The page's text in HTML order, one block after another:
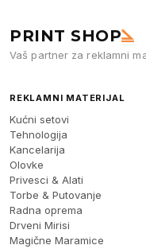
PRINT SHOP
Vaš partner za reklamni
REKLAMNI MATERIJAL
Kućni setovi
Tehnologija
Kancelarija
Olovke
Privesci & Alati
Torbe & Putovanje
Radna oprema
Drveni Mirisi
Magične Maramice